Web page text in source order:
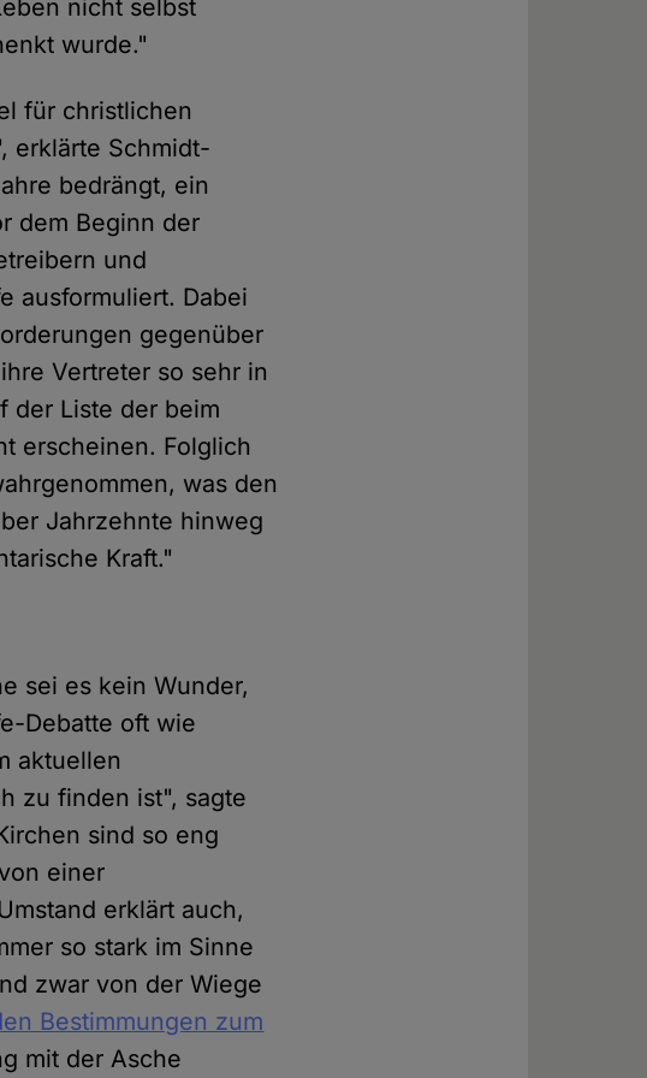
nicht selbst
wurde."
für christlichen
erklärte Schmidt-
bedrängt, ein
dem Beginn der
und
ausformuliert. Dabei
gegenüber
Vertreter so sehr in
der Liste der beim
erscheinen. Folglich
was den
Jahrzehnte hinweg
Kraft."
sei es kein Wunder,
Debatte oft wie
aktuellen
zu finden ist", sagte
sind so eng
einer
erklärt auch,
so stark im Sinne
zwar von der Wiege
Bestimmungen zum
mit der Asche